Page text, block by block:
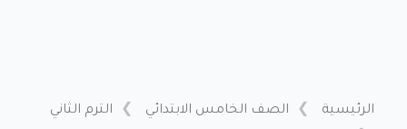
الرئيسية الصف الخامس الابتدائي
الترم الثاني